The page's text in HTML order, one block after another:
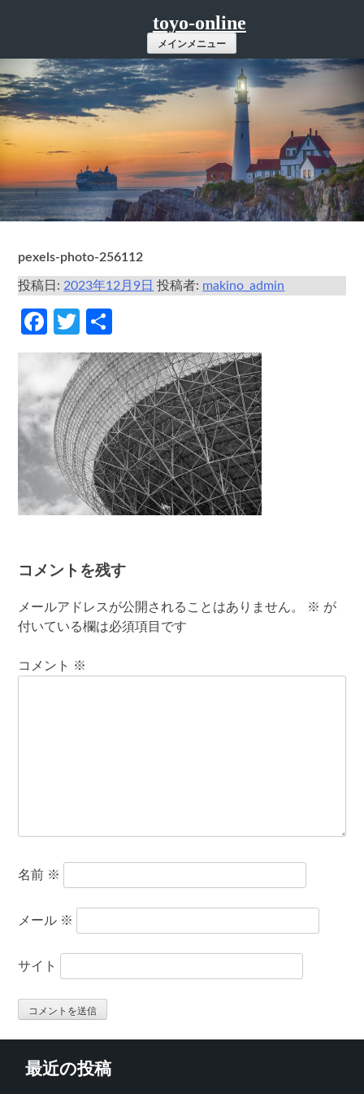
ツ
へ
ス
キ
ッ
プ
toyo-online
メインメニュー
pexels-photo-256112
投稿日: 2023年12月9日 投稿者: makino_admin
Facebook
Twitter
有
コメントを残す
メールアドレスが公開されることはありません。 ※ が
付いている欄は必須項目です
コメント ※
名前 ※
メール ※
サイト
最近の投稿